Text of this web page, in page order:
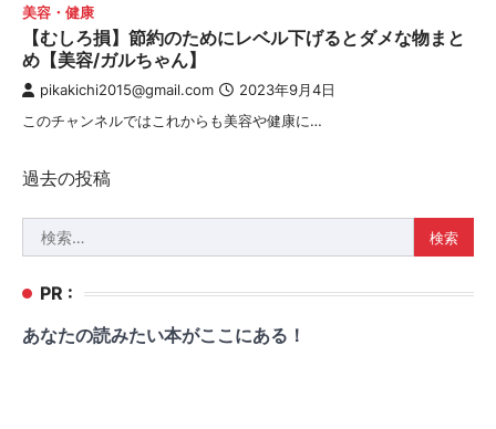
美容・健康
【むしろ損】節約のためにレベル下げるとダメな物まと
め【美容/ガルちゃん】
pikakichi2015@gmail.com 2023年9月4日
このチャンネルではこれからも美容や健康に…
投
稿
ナ
ビ
ー
過去の投稿
索:
PR :
あなたの読みたい本がここにある！